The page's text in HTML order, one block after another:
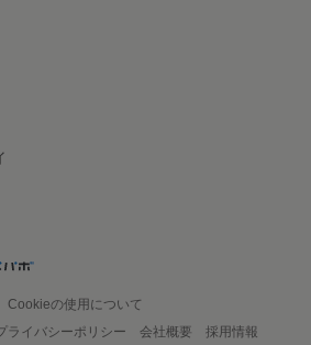
Cookieの使用について
ライバシーポリシー 会社概要
採用情報